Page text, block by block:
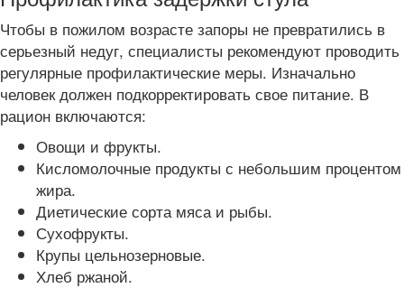
Чтобы в пожилом возрасте запоры не превратились в
серьезный недуг, специалисты рекомендуют проводить
регулярные профилактические меры. Изначально
человек должен подкорректировать свое питание. В
рацион включаются:
Овощи и фрукты.
Кисломолочные продукты с небольшим процентом
жира.
Диетические сорта мяса и рыбы.
Сухофрукты.
Крупы цельнозерновые.
Хлеб ржаной.